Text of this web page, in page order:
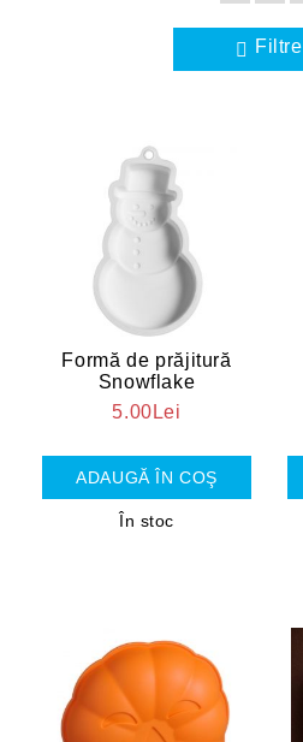
Filtre
Formă de prăjitură
Snowflake
5.00Lei
În stoc